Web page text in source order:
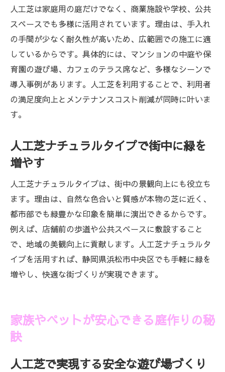
人工芝は家庭用の庭だけでなく、商業施設や学校、公共
スペースでも多様に活用されています。理由は、手入れ
の手間が少なく耐久性が高いため、広範囲での施工に適
しているからです。具体的には、マンションの中庭や保
育園の遊び場、カフェのテラス席など、多様なシーンで
導入事例があります。人工芝を利用することで、利用者
の満足度向上とメンテナンスコスト削減が同時に叶いま
す。
人工芝ナチュラルタイプで街中に緑を
増やす
人工芝ナチュラルタイプは、街中の景観向上にも役立ち
ます。理由は、自然な色合いと質感が本物の芝に近く、
都市部でも緑豊かな印象を簡単に演出できるからです。
例えば、店舗前の歩道や公共スペースに敷設すること
で、地域の美観向上に貢献します。人工芝ナチュラルタ
イプを活用すれば、静岡県浜松市中央区でも手軽に緑を
増やし、快適な街づくりが実現できます。
家族やペットが安心できる庭作りの秘
訣
人工芝で実現する安全な遊び場づくり